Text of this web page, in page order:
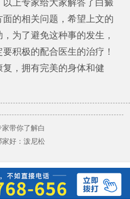
上专家给大家解答了白癜
的相关问题，希望上文的
为了避免这种事的发生，
积极的配合医生的治疗！
，拥有完美的身体和健
带你了解白
好：泼尼松